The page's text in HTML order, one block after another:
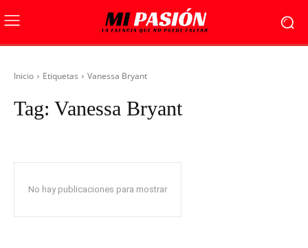
Inicio Etiquetas Vanessa Bryant
Tag: Vanessa Bryant
No hay publicaciones para mostrar